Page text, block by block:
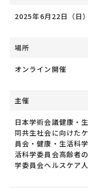
2025年6月22日（日
場所
オンライン開催
主催
日本学術会議健康・
同共生社会に向けた
員会・健康・生活科
活科学委員会高齢者
学委員会ヘルスケア